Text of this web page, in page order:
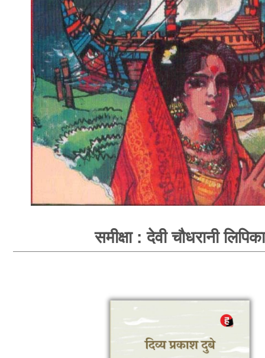
समीक्षा : देवी चौधरानी लिपिका